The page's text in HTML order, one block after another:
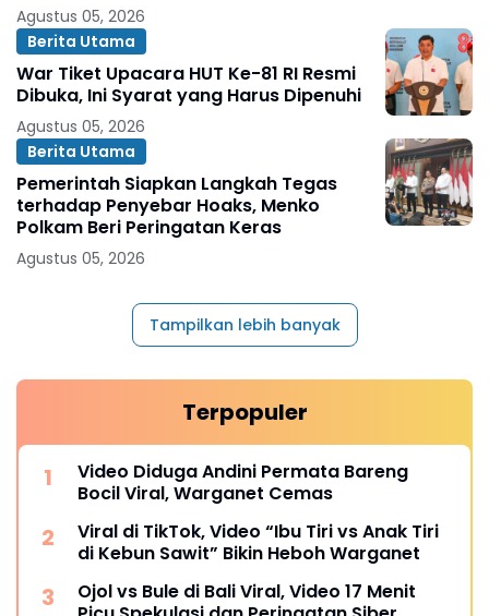
Agustus 05, 2026
Berita Utama
War Tiket Upacara HUT Ke-81 RI Resmi
Dibuka, Ini Syarat yang Harus Dipenuhi
Agustus 05, 2026
Berita Utama
Pemerintah Siapkan Langkah Tegas
terhadap Penyebar Hoaks, Menko
Polkam Beri Peringatan Keras
Agustus 05, 2026
Tampilkan lebih banyak
Terpopuler
Video Diduga Andini Permata Bareng
Bocil Viral, Warganet Cemas
Viral di TikTok, Video “Ibu Tiri vs Anak Tiri
di Kebun Sawit” Bikin Heboh Warganet
Ojol vs Bule di Bali Viral, Video 17 Menit